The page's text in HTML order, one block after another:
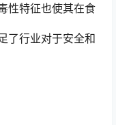
性特征也使其在食
了行业对于安全和